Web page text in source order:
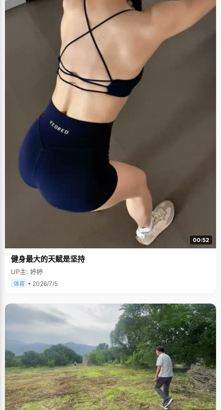
00:52
健身最大的天赋是坚持
UP主: 婷婷
体育 • 2026/7/5